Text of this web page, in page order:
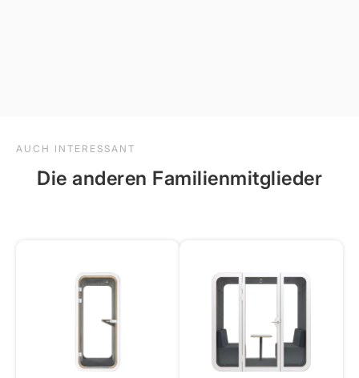
AUCH INTERESSANT
Die anderen Familienmitglieder